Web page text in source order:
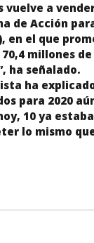
vuelve a
de Acción
en el que
millones
ha señalado.
ha
para 2020
10 ya
lo mismo